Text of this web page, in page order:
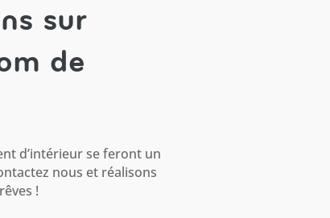
sur
de
d’intérieur se feront un
nous et réalisons
!